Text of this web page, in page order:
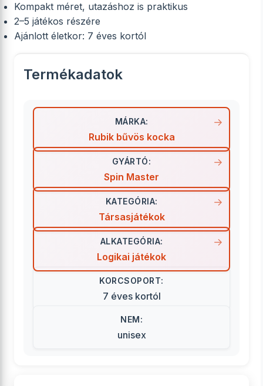
Kompakt méret, utazáshoz is praktikus
2–5 játékos részére
Ajánlott életkor: 7 éves kortól
Termékadatok
MÁRKA:
Rubik bűvös kocka
GYÁRTÓ:
Spin Master
KATEGÓRIA:
Társasjátékok
ALKATEGÓRIA:
Logikai játékok
KORCSOPORT:
7 éves kortól
NEM:
unisex